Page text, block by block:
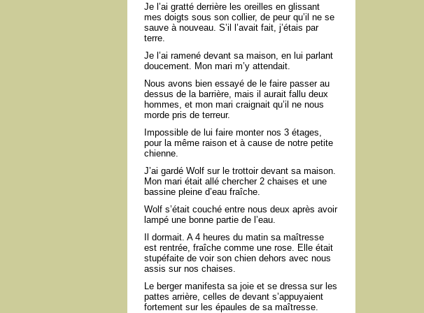
Je l’ai gratté derrière les oreilles en glissant
mes doigts sous son collier, de peur qu’il ne se
sauve à nouveau. S’il l’avait fait, j’étais par
terre.
Je l’ai ramené devant sa maison, en lui parlant
doucement. Mon mari m’y attendait.
Nous avons bien essayé de le faire passer au
dessus de la barrière, mais il aurait fallu deux
hommes, et mon mari craignait qu’il ne nous
morde pris de terreur.
Impossible de lui faire monter nos 3 étages,
pour la même raison et à cause de notre petite
chienne.
J’ai gardé Wolf sur le trottoir devant sa maison.
Mon mari était allé chercher 2 chaises et une
bassine pleine d’eau fraîche.
Wolf s’était couché entre nous deux après avoir
lampé une bonne partie de l’eau.
Il dormait. A 4 heures du matin sa maîtresse
est rentrée, fraîche comme une rose. Elle était
stupéfaite de voir son chien dehors avec nous
assis sur nos chaises.
Le berger manifesta sa joie et se dressa sur les
pattes arrière, celles de devant s’appuyaient
fortement sur les épaules de sa maîtresse.